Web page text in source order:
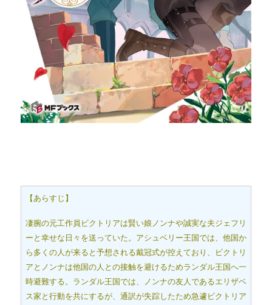
【あらすじ】
凄腕の元工作員ビクトリアは賢い娘ノンナや誠実な夫ジェフリ
ーと幸せな日々を送っていた。アシュベリー王国では、他国か
ら多くの人が来ると予想される戴冠式が控えており、ビクトリ
アとノンナは他国の人との接触を避けるためランダル王国へ一
時避難する。ランダル王国では、ノンナの友人であるエリザベ
ス家と行動を共にするが、通訳が失踪したため急遽ビクトリア